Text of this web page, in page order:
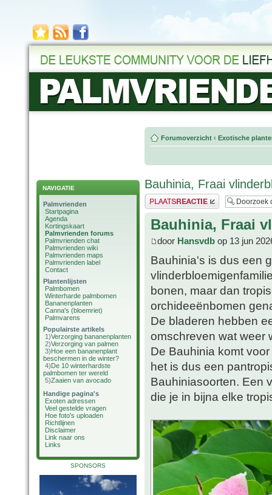
NAVIGATIE
Palmvrienden
Startpagina
Agenda
Kortingskaart
Palmvrienden forums
Palmvrienden chat
Palmvrienden wiki
Palmvrienden maps
Palmvrienden label
Contact
Plantenlijsten
Palmbomen
Winterharde palmbomen
Bananenplanten
Canna's (bloemriet)
Palmvarens
Populairste artikels
1)Verzorging bananenplanten
2)Verzorging van palmen
3)Hoe een bananenplant
beschermen in de winter?
4)De 10 winterhardste
palmbomen ter wereld
5)Zaaien van avocado
Handige pagina's
Exoten adressen
Veel gestelde vragen
Hoe foto's uploaden
Richtlijnen
Disclaimer
Link naar ons
Links
SPONSORS
Forumoverzicht ‹ Exotische
Bauhinia, Fraai
Plaats een reactie
Bauhinia, Fraai
door Hansvdb op 13 jun
Bauhinia's is dus een
bonen, maar dan
orchideeënbomen
De bladeren hebben
omschreven wat weer
De Bauhinia komt
het is dus een
Bauhiniasoorten. Een
die je in bijna elke